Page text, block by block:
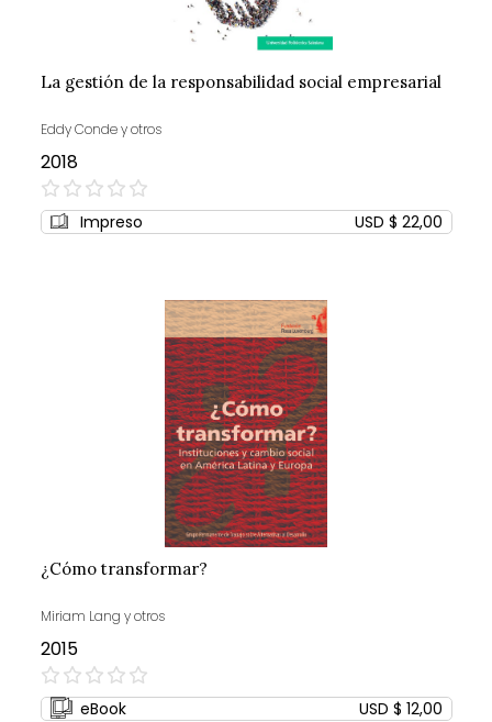
La gestión de la responsabilidad social empresarial
Eddy Conde y otros
2018
0%
Impreso USD $ 22,00
¿Cómo transformar?
Miriam Lang y otros
2015
0%
eBook
USD $ 12,00